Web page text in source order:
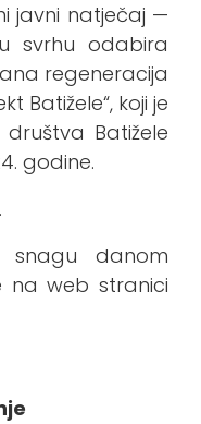
javni natječaj —
svrhu odabira
regeneracija
Batižele“, koji je
Batižele
godine.
danom
na web stranici